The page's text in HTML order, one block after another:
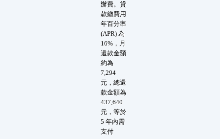
辦費。貸
款總費用
年百分率
(APR) 為
16%，月
還款金額
約為
7,294
元，總還
款金額為
437,640
元，等於
5 年內需
支付